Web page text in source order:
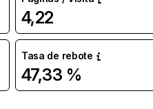
4,22
Tasa de rebote
47,33 %